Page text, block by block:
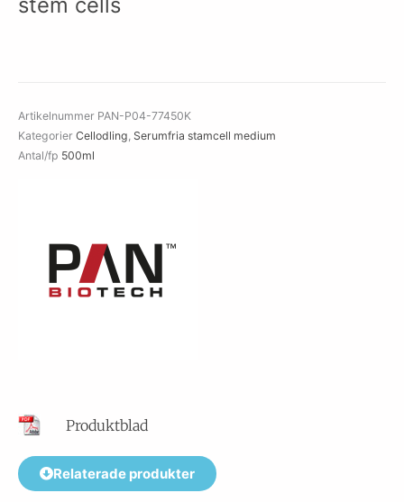
Artikelnummer PAN-P04-77450K
Kategorier Cellodling, Serumfria stamcell medium
Antal/fp 500ml
Produktblad
Relaterade produkter